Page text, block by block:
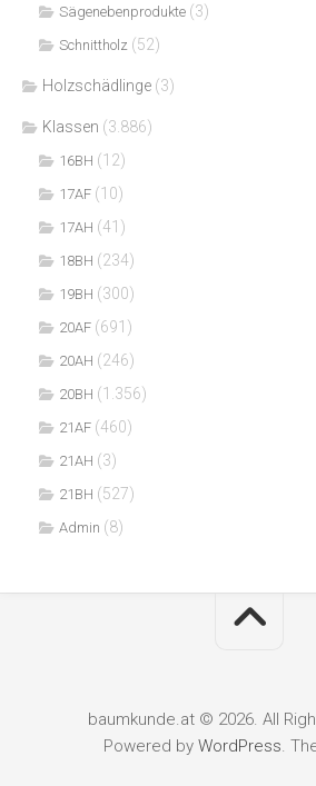
Sägenebenprodukte (3)
Schnittholz (52)
Holzschädlinge (3)
Klassen (3.886)
16BH (12)
17AF (10)
17AH (41)
18BH (234)
19BH (300)
20AF (691)
20AH (246)
20BH (1.356)
21AF (460)
21AH (3)
21BH (527)
Admin (8)
baumkunde.at © 2026. All
Powered by WordPress.